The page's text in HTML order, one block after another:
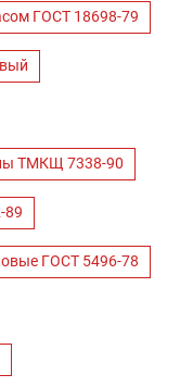
ГОСТ 18698-79
ТМКЩ 7338-90
89
ГОСТ 5496-78